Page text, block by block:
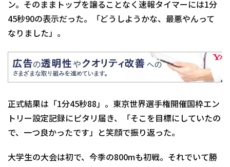
ン。そのままトップを譲ることなく速報タイマーには1分
45秒90の表示だった。「どうしようかな、最悪やんって
なりました」。
正式結果は「1分45秒88」。東京世界選手権開催国枠エン
トリー設定記録にピタリ届き、「そこを目標にしていたの
で、一つ良かったです」と笑顔で振り返った。
大学生の大会は初で、今季の800mも初戦。それでいて勝